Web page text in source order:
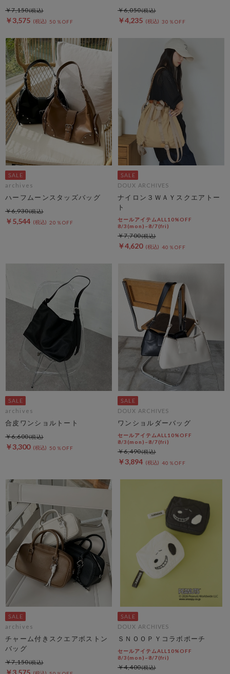
￥3,575 50％OFF
￥7,150
￥4,235 30％OFF
￥6,050
archives
ハーフムーンスタッズバッグ
￥5,544 20％OFF
￥6,930
DOUX ARCHIVES
ナイロン３ＷＡＹスクエアトー
ト
セールアイテムALL10%OFF
8/3(mon)~8/7(fri)
￥4,620 40％OFF
￥7,700
archives
合皮ワンショルトート
￥3,300 50％OFF
￥6,600
DOUX ARCHIVES
ワンショルダーバッグ
セールアイテムALL10%OFF
8/3(mon)~8/7(fri)
￥3,894 40％OFF
￥6,490
archives
チャーム付きスクエアボストン
バッグ
￥3,575
￥7,150
DOUX ARCHIVES
ＳＮＯＯＰＹコラボポーチ
セールアイテムALL10%OFF
8/3(mon)~8/7(fri)
￥4,400